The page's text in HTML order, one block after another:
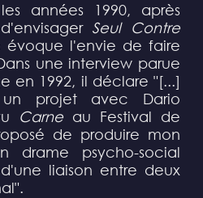
années 1990, après
Seul Contre
évoque l'envie de faire
une interview parue
en 1992, il déclare "[...]
projet avec Dario
Carne au Festival de
de produire mon
drame psycho-social
liaison entre deux